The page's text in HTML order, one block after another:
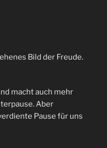
Bild der Freude.
macht auch mehr
Aber
Pause für uns